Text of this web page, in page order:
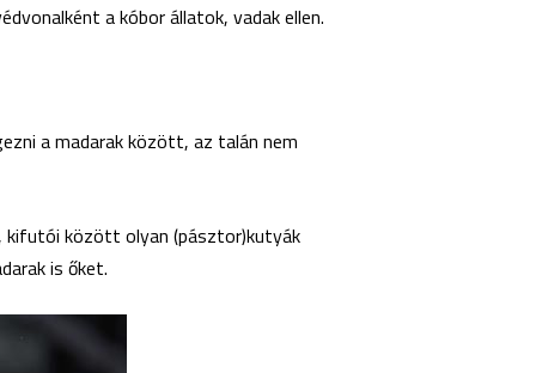
a kóbor állatok, vadak ellen.
a madarak között, az talán nem
kifutói között olyan (pásztor)kutyák
is őket.